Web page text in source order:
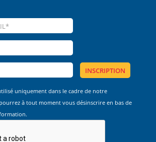
uniquement dans le cadre de notre
à tout moment vous désinscrire en bas de